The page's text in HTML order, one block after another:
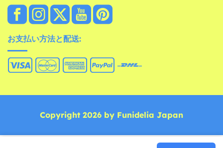
お支払い方法と配送:
Copyright 2026 by Funidelia Japan